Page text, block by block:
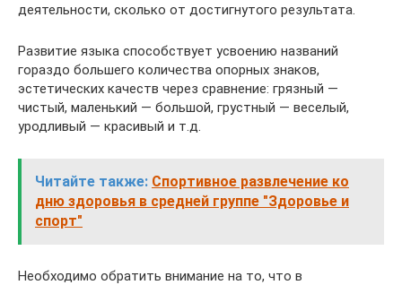
деятельности, сколько от достигнутого результата.
Развитие языка способствует усвоению названий
гораздо большего количества опорных знаков,
эстетических качеств через сравнение: грязный —
чистый, маленький — большой, грустный — веселый,
уродливый — красивый и т.д.
Читайте также: Спортивное развлечение ко
дню здоровья в средней группе "Здоровье и
спорт"
Необходимо обратить внимание на то, что в